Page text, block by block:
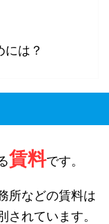
は？
賃料です。
所などの賃料は
れています。